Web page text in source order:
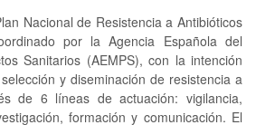
Nacional de Resistencia a Antibióticos
por la Agencia Española del
Sanitarios (AEMPS), con la intención
y diseminación de resistencia a
de 6 líneas de actuación: vigilancia,
formación y comunicación. El